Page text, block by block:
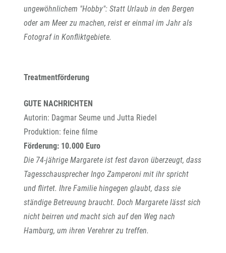
ungewöhnlichem "Hobby": Statt Urlaub in den Bergen
oder am Meer zu machen, reist er einmal im Jahr als
Fotograf in Konfliktgebiete.
Treatmentförderung
GUTE NACHRICHTEN
Autorin: Dagmar Seume und Jutta Riedel
Produktion: feine filme
Förderung: 10.000 Euro
Die 74-jährige Margarete ist fest davon überzeugt, dass
Tagesschausprecher Ingo Zamperoni mit ihr spricht
und flirtet. Ihre Familie hingegen glaubt, dass sie
ständige Betreuung braucht. Doch Margarete lässt sich
nicht beirren und macht sich auf den Weg nach
Hamburg, um ihren Verehrer zu treffen.